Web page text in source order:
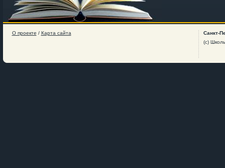
О проекте / Карта сайта
Санкт-
(c)